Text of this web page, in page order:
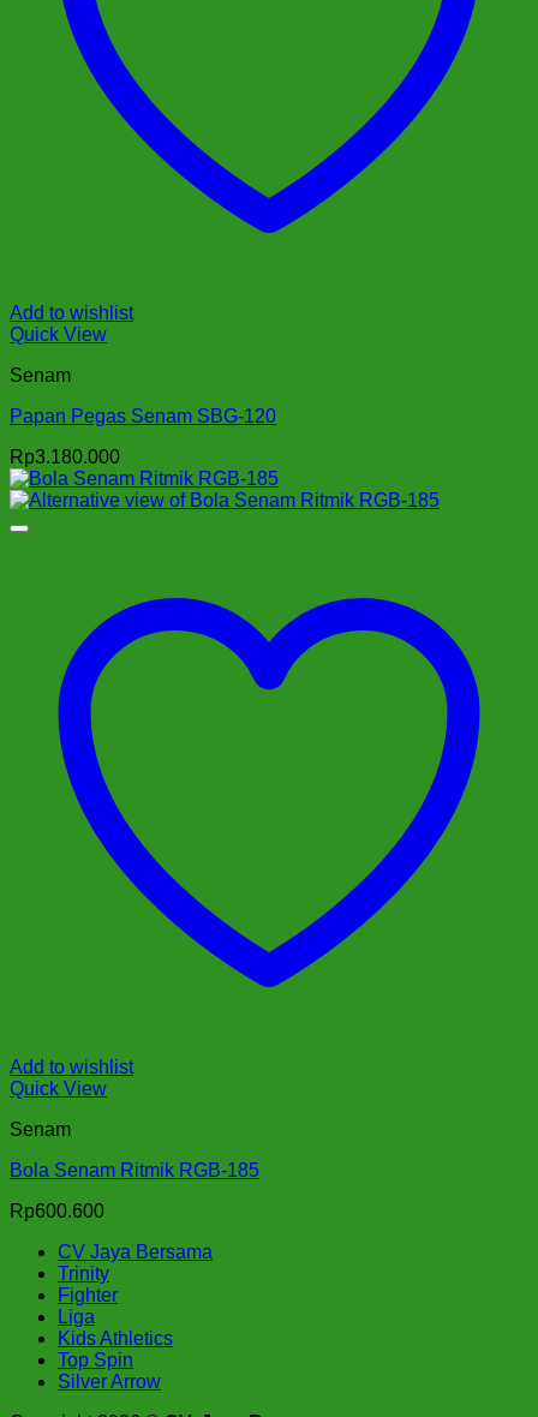
Add to wishlist
Quick View
Senam
Papan Pegas Senam SBG-120
Rp3.180.000
Add to wishlist
Quick View
Senam
Bola Senam Ritmik RGB-185
Rp600.600
CV Jaya Bersama
Trinity
Fighter
Liga
Kids Athletics
Top Spin
Silver Arrow